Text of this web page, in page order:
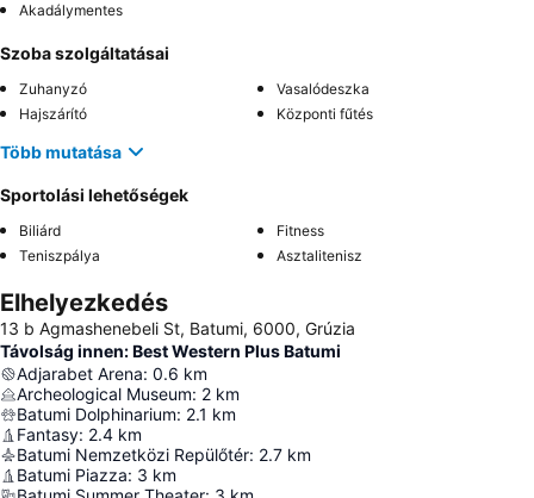
Akadálymentes
Szoba szolgáltatásai
Zuhanyzó
Vasalódeszka
Hajszárító
Központi fűtés
Több mutatása
Sportolási lehetőségek
Biliárd
Fitness
Teniszpálya
Asztalitenisz
Elhelyezkedés
13 b Agmashenebeli St, Batumi, 6000, Grúzia
Távolság innen: Best Western Plus Batumi
Adjarabet Arena: 0.6 km
Archeological Museum: 2 km
Batumi Dolphinarium: 2.1 km
Fantasy: 2.4 km
Batumi Nemzetközi Repülőtér: 2.7 km
Batumi Piazza: 3 km